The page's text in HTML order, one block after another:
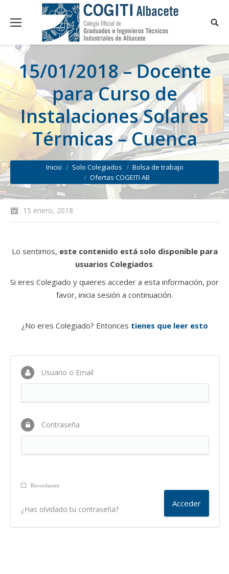
15/01/2018 – Docente
para Curso de
Instalaciones Solares
Térmicas – Cuenca
You are here:
Inicio Solo Colegiados
Bolsa de trabajo
Ofertas COGEITI AB
15 enero, 2018
Lo sentimos, este contenido está solo disponible para
usuarios Colegiados.
Si eres Colegiado y quieres acceder a esta información, por
favor, inicia sesión a continuación.
¿No eres Colegiado? Entonces tienes que leer esto
Usuario o Email
Contraseña
Recordarme
¿Has olvidado tu contraseña?